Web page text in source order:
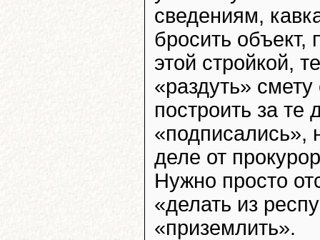
сведениям,
бросить
этой стройкой,
«раздуть»
построить за те
«подписались»,
деле от
Нужно просто
«делать из
«приземлить».